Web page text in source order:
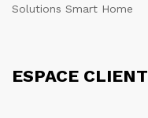
Solutions Smart Home
ESPACE CLIENT